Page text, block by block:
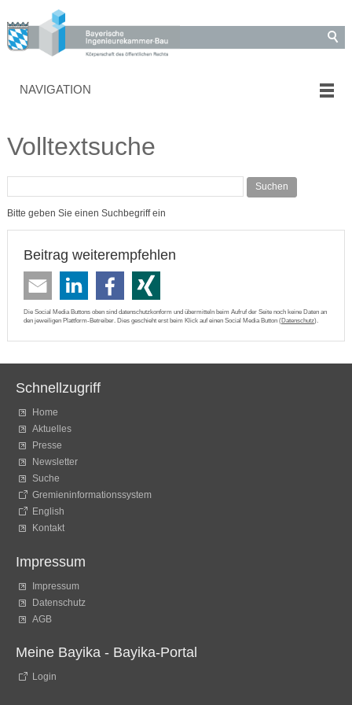
NAVIGATION
Volltextsuche
Suchen
Bitte geben Sie einen Suchbegriff ein
Beitrag weiterempfehlen
Die Social Media Buttons oben sind datenschutzkonform und übermitteln beim Aufruf der Seite noch keine Daten an
den jeweiligen Plattform-Betreiber. Dies geschieht erst beim Klick auf einen Social Media Button (Datenschutz).
Schnellzugriff
Home
Aktuelles
Presse
Newsletter
Suche
Gremieninformationssystem
English
Kontakt
Impressum
Impressum
Datenschutz
AGB
Meine Bayika - Bayika-Portal
Login